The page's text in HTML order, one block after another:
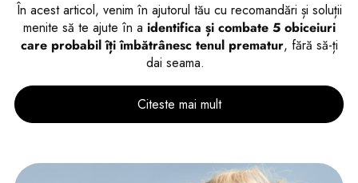
În acest articol, venim în ajutorul tău cu recomandări și soluții
menite să te ajute în a identifica și combate 5 obiceiuri
care probabil îți îmbătrânesc tenul prematur, fără să-ți
dai seama.
Citeste mai mult